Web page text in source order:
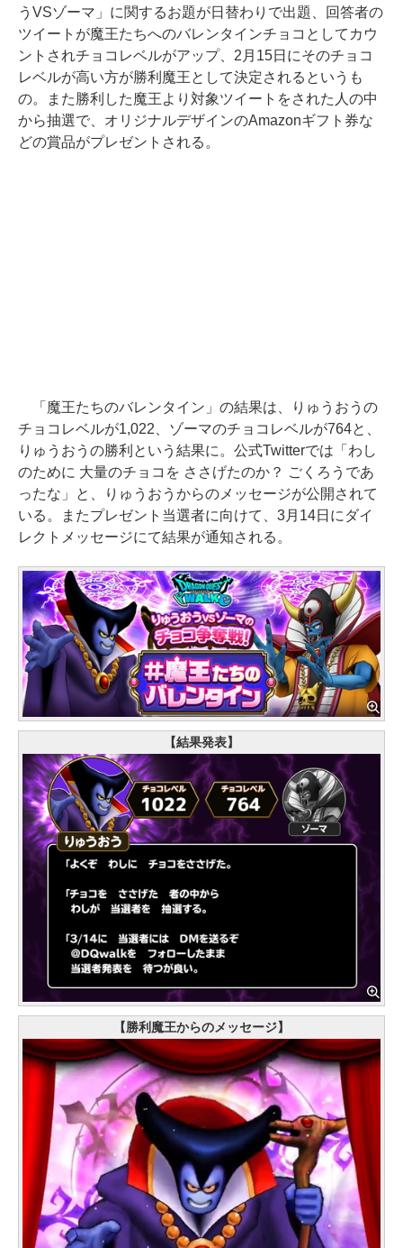
うVSゾーマ」に関するお題が日替わりで出題、回答者の
ツイートが魔王たちへのバレンタインチョコとしてカウ
ントされチョコレベルがアップ、2月15日にそのチョコ
レベルが高い方が勝利魔王として決定されるというも
の。また勝利した魔王より対象ツイートをされた人の中
から抽選で、オリジナルデザインのAmazonギフト券な
どの賞品がプレゼントされる。
「魔王たちのバレンタイン」の結果は、りゅうおうの
チョコレベルが1,022、ゾーマのチョコレベルが764と、
りゅうおうの勝利という結果に。公式Twitterでは「わし
のために 大量のチョコを ささげたのか？ ごくろうであ
ったな」と、りゅうおうからのメッセージが公開されて
いる。またプレゼント当選者に向けて、3月14日にダイ
レクトメッセージにて結果が通知される。
【結果発表】
【勝利魔王からのメッセージ】